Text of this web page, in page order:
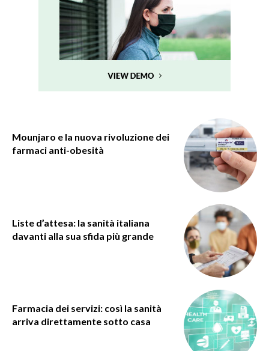
Mounjaro e la nuova rivoluzione dei
farmaci anti-obesità
Liste d’attesa: la sanità italiana
davanti alla sua sfida più grande
Farmacia dei servizi: così la sanità
arriva direttamente sotto casa